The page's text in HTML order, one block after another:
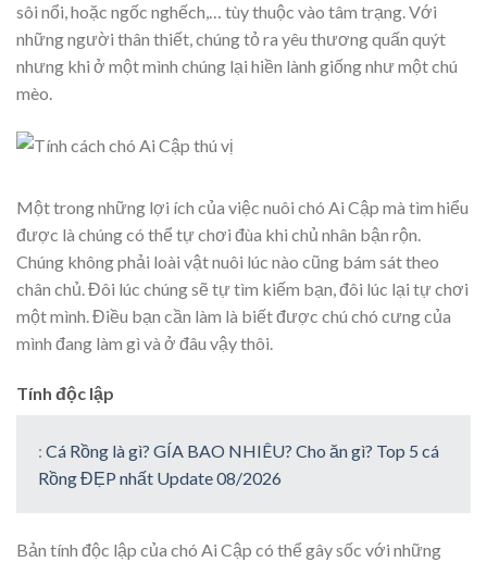
sôi nổi, hoặc ngốc nghếch,… tùy thuộc vào tâm trạng. Với
những người thân thiết, chúng tỏ ra yêu thương quấn quýt
nhưng khi ở một mình chúng lại hiền lành giống như một chú
mèo.
Một trong những lợi ích của việc nuôi chó Ai Cập mà tìm hiểu
được là chúng có thể tự chơi đùa khi chủ nhân bận rộn.
Chúng không phải loài vật nuôi lúc nào cũng bám sát theo
chân chủ. Đôi lúc chúng sẽ tự tìm kiếm bạn, đôi lúc lại tự chơi
một mình. Điều bạn cần làm là biết được chú chó cưng của
mình đang làm gì và ở đâu vậy thôi.
Tính độc lập
: Cá Rồng là gì? GÍA BAO NHIÊU? Cho ăn gì? Top 5 cá
Rồng ĐẸP nhất Update 08/2026
Bản tính độc lập của chó Ai Cập có thể gây sốc với những